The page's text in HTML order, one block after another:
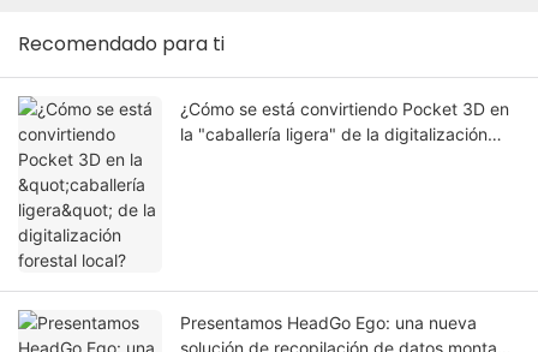
Recomendado para ti
¿Cómo se está convirtiendo Pocket 3D en
la "caballería ligera" de la digitalización
Presentamos HeadGo Ego: una nueva
solución de recopilación de datos montada